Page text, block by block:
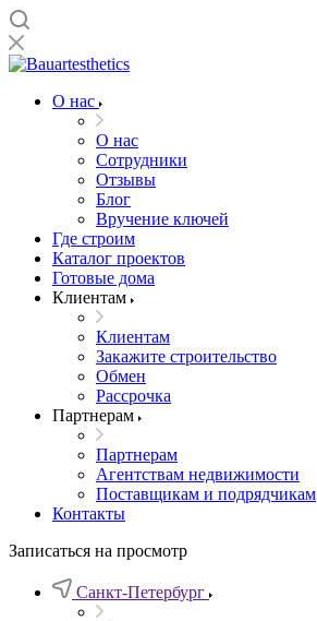
О нас
О нас
Сотрудники
Отзывы
Блог
Вручение ключей
Где строим
Каталог проектов
Готовые дома
Клиентам
Клиентам
Закажите строительство
Обмен
Рассрочка
Партнерам
Партнерам
Агентствам недвижимости
Поставщикам и подрядчикам
Контакты
Записаться на просмотр
Санкт-Петербург